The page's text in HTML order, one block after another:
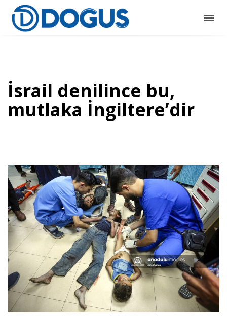
İsrail denilince bu,
mutlaka İngiltere’dir